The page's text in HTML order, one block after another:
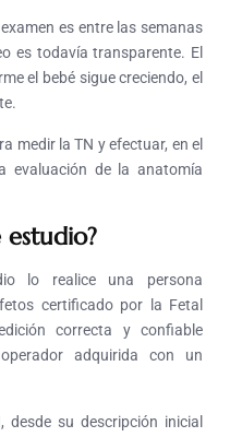
es entre las semanas
es todavía transparente. El
el bebé sigue creciendo, el
medir la TN y efectuar, en el
evaluación de la anatomía
estudio?
lo realice una persona
certificado por la Fetal
correcta y confiable
adquirida con un
su descripción inicial